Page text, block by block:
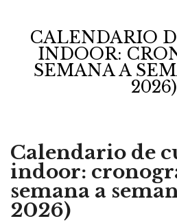
CALENDARIO
INDOOR:
SEMANA A
2026)
Calendario de
indoor:
semana a
2026)